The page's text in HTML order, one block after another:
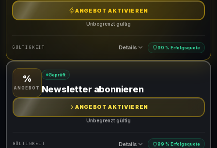
ANGEBOT AKTIVIEREN
Unbegrenzt gültig
GÜLTIGKEIT Details 99 % Erfolgsquote
Gültig für teilnehmende Produkte
%
ANGEBOT
Geprüft
Newsletter abonnieren
ANGEBOT AKTIVIEREN
Unbegrenzt gültig
GÜLTIGKEIT Details 99 % Erfolgsquote